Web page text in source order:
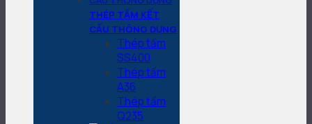
THÉP TẤM KẾT
CẤU THÔNG DỤNG
Thép tấm
SS400
Thép tấm
A36
Thép tấm
Q235